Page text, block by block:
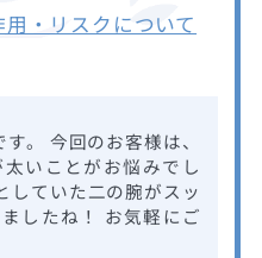
用・リスクについて
。 今回のお客様は、
いことがお悩みでし
していた二の腕がスッ
したね！ お気軽にご